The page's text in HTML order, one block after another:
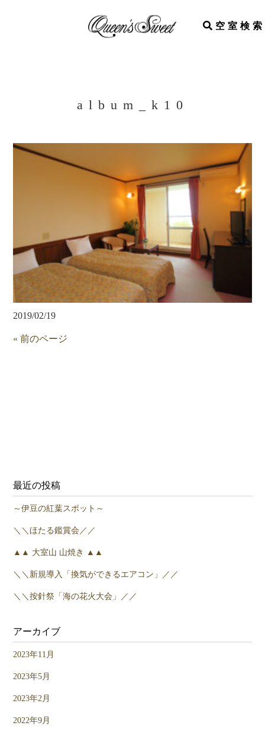
空室検索
album_k10
2019/02/19
« 前のページ
最近の投稿
～伊豆の紅葉スポット～
＼＼ほたる鑑賞会／／
▲▲ 大室山 山焼き ▲▲
＼＼新規導入「換気ができるエアコン」／／
＼＼按針祭「海の花火大会」／／
アーカイブ
2023年11月
2023年5月
2023年2月
2022年9月